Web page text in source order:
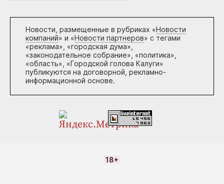
Новости, размещенные в рубриках «Новости
компаний» и «Новости партнеров» с тегами
«реклама», «городская дума»,
«законодательное собрание», «политика»,
«область», «Городской голова Калуги»
публикуются на договорной, рекламно-
информационной основе.
18+